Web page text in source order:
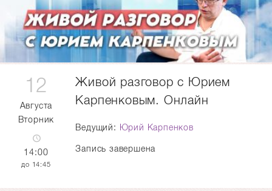
12
Августа
Вторник
14:00
14:45
Живой разговор с Юрием
Карпенковым. Онлайн
Ведущий: Юрий Карпенков
Запись завершена